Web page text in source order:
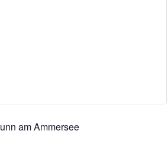
am Ammersee